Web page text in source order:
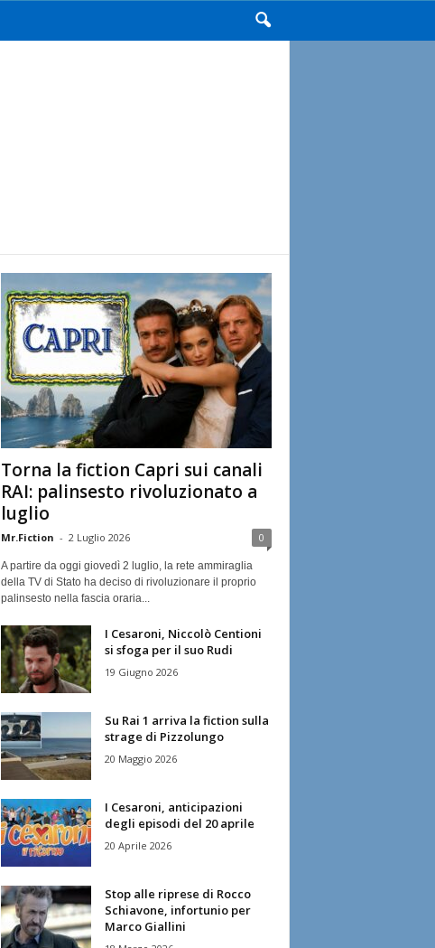
Torna la fiction Capri sui canali
RAI: palinsesto rivoluzionato a
luglio
Mr.Fiction - 2 Luglio 2026 0
A partire da oggi giovedì 2 luglio, la rete ammiraglia
della TV di Stato ha deciso di rivoluzionare il proprio
palinsesto nella fascia oraria...
I Cesaroni, Niccolò Centioni
si sfoga per il suo Rudi
19 Giugno 2026
Su Rai 1 arriva la fiction sulla
strage di Pizzolungo
20 Maggio 2026
I Cesaroni, anticipazioni
degli episodi del 20 aprile
20 Aprile 2026
Stop alle riprese di Rocco
Schiavone, infortunio per
Marco Giallini